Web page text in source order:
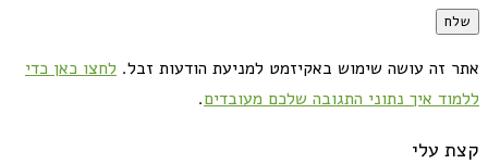
אתר זה עושה שימוש באקיזמט למניעת הודעות זבל. לחצו כאן כדי
ללמוד איך נתוני התגובה שלכם מעובדים.
קצת עלי